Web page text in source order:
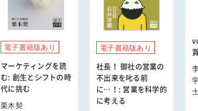
電子書籍版あり
マーケティングを読
む: 創生とシフトの時
代に挑む
栗木契
電子書籍版あり
社長！ 御社の営業の
不出来を叱る前
に…！: 営業を科学的
に考える